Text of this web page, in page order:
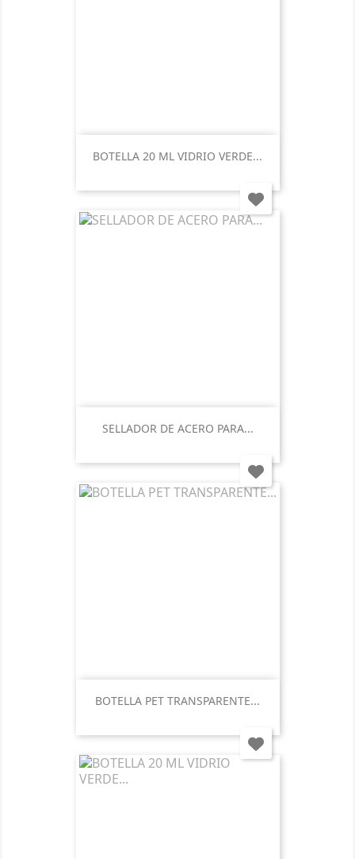
BOTELLA 20 ML VIDRIO VERDE...
SELLADOR DE ACERO PARA...
BOTELLA PET TRANSPARENTE...